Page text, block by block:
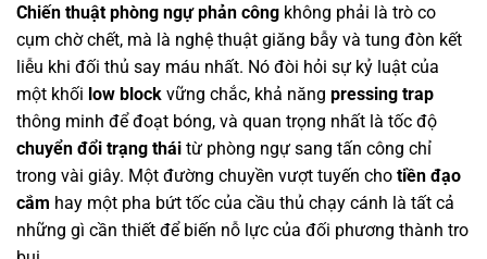
Chiến thuật phòng ngự phản công không phải là trò co
cụm chờ chết, mà là nghệ thuật giăng bẫy và tung đòn kết
liễu khi đối thủ say máu nhất. Nó đòi hỏi sự kỷ luật của
một khối low block vững chắc, khả năng pressing trap
thông minh để đoạt bóng, và quan trọng nhất là tốc độ
chuyển đổi trạng thái từ phòng ngự sang tấn công chỉ
trong vài giây. Một đường chuyền vượt tuyến cho tiền đạo
cắm hay một pha bứt tốc của cầu thủ chạy cánh là tất cả
những gì cần thiết để biến nỗ lực của đối phương thành tro